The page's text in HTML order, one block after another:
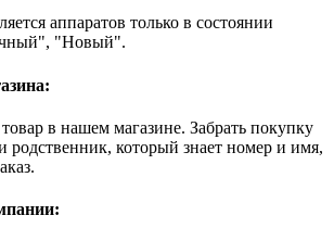
аппаратов только в состоянии
"Новый".
в нашем магазине. Забрать покупку
родственник, который знает номер и имя,